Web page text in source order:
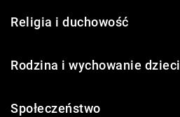
Religia i duchowość
Rodzina i wychowanie dzieci
Społeczeństwo